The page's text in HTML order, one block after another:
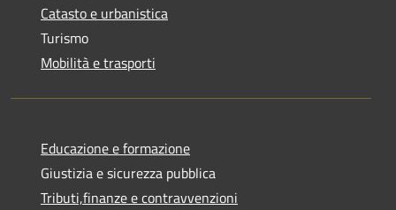
Catasto e urbanistica
Turismo
Mobilità e trasporti
Educazione e formazione
Giustizia e sicurezza pubblica
Tributi,finanze e contravvenzioni